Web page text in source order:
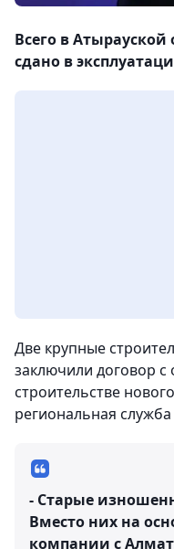
Всего в Атырауской
сдано в
Две крупные
заключили договор
строительстве
региональная
- Старые
Вместо них на
компании с